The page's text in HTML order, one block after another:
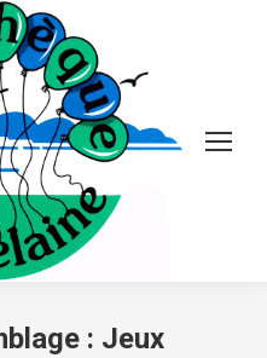
: Jeux